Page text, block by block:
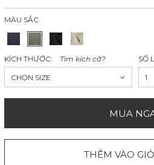
MÀU SẮC:
KÍCH THƯỚC: Tìm kích cỡ?
CHỌN SIZE
SỐ
1
MUA
THÊM VÀO